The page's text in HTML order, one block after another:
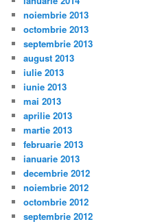
noiembrie 2013
octombrie 2013
septembrie 2013
august 2013
iulie 2013
iunie 2013
mai 2013
aprilie 2013
martie 2013
februarie 2013
ianuarie 2013
decembrie 2012
noiembrie 2012
octombrie 2012
septembrie 2012